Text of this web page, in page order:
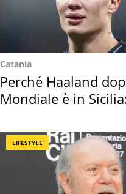
Catania
Perché Haaland
Mondiale è in
LIFESTYLE